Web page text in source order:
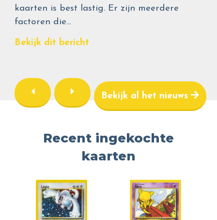
kaarten is best lastig. Er zijn meerdere
factoren die…
Bekijk dit bericht
Bekijk al het nieuws
Recent ingekochte
kaarten